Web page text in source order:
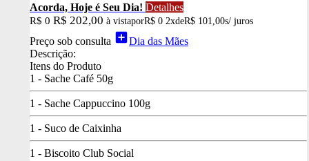
Acorda, Hoje é Seu Dia! Detalhes
R$ 0 R$ 202,00 à vistaporR$ 0 2xdeR$ 101,00s/ juros
Preço sob consulta add_boxDia das Mães
Descrição:
Itens do Produto
1 - Sache Café 50g
1 - Sache Cappuccino 100g
1 - Suco de Caixinha
1 - Biscoito Club Social